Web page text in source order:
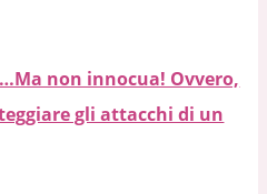
non innocua! Ovvero,
gli attacchi di un